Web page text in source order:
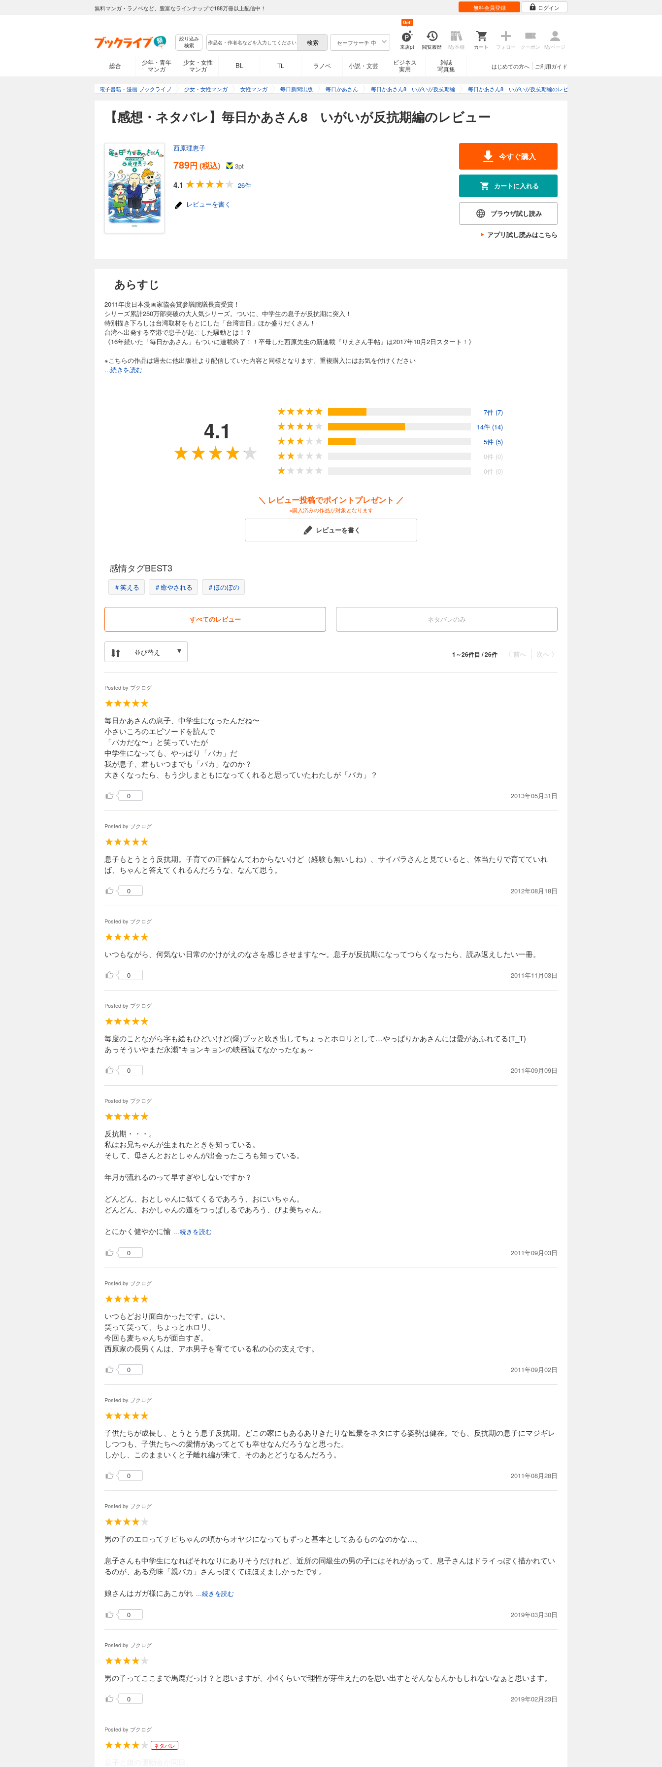
無料マンガ・ラノベなど、豊富なラインナップで188万冊以上配信中！ 無料会員登録 ログイン
絞り込み
検索
セーフサーチ 中
来店pt
Get!
閲覧履歴 My本棚 カート フォロー クーポン Myページ
総合
少年・青年
マンガ
少女・女性
マンガ
BL TL ラノベ 小説・文芸
ビジネス
実用
雑誌
写真集
ご利用ガイド
はじめての方へ
電子書籍・漫画 ブックライブ 少女・女性マンガ 女性マンガ 毎日新聞出版 毎日かあさん 毎日かあさん8 いがいが反抗期編 毎日かあさん8 いがいが反抗期編のレビュー
【感想・ネタバレ】毎日かあさん8 いがいが反抗期編のレビュー
西原理恵子
789円 (税込) 3pt
4.1
26件
レビューを書く
今すぐ購入
カートに入れる
ブラウザ試し読み
アプリ試し読みはこちら
あらすじ
2011年度日本漫画家協会賞参議院議長賞受賞！
シリーズ累計250万部突破の大人気シリーズ。ついに、中学生の息子が反抗期に突入！
特別描き下ろしは台湾取材をもとにした「台湾吉日」ほか盛りだくさん！
台湾へ出発する空港で息子が起こした騒動とは！？
《16年続いた「毎日かあさん」もついに連載終了！！卒母した西原先生の新連載『りえさん手帖』は2017年10月2日スタート！》
※こちらの作品は過去に他出版社より配信していた内容と同様となります。重複購入にはお気を付けください
...続きを読む
4.1
7件 (7)
14件 (14)
5件 (5)
0件 (0)
0件 (0)
＼ レビュー投稿でポイントプレゼント ／
※購入済みの作品が対象となります
レビューを書く
感情タグBEST3
＃笑える ＃癒やされる ＃ほのぼの
すべてのレビュー ネタバレのみ
並び替え 次へ 〉
〈 前へ
1～26件目 / 26件
Posted by ブクログ
毎日かあさんの息子、中学生になったんだね〜
小さいころのエピソードを読んで
「バカだな〜」と笑っていたが
中学生になっても、やっぱり「バカ」だ
我が息子、君もいつまでも「バカ」なのか？
大きくなったら、もう少しまともになってくれると思っていたわたしが「バカ」？
0 2013年05月31日
Posted by ブクログ
息子もとうとう反抗期。子育ての正解なんてわからないけど（経験も無いしね）、サイバラさんと見ていると、体当たりで育てていれ
ば、ちゃんと答えてくれるんだろうな、なんて思う。
0 2012年08月18日
Posted by ブクログ
いつもながら、何気ない日常のかけがえのなさを感じさせますな〜。息子が反抗期になってつらくなったら、読み返えしたい一冊。
0 2011年11月03日
Posted by ブクログ
毎度のことながら字も絵もひどいけど(爆)ブッと吹き出してちょっとホロリとして…やっぱりかあさんには愛があふれてる(T_T)
あっそういやまだ永瀬*キョンキョンの映画観てなかったなぁ～
0 2011年09月09日
Posted by ブクログ
反抗期・・・。
私はお兄ちゃんが生まれたときを知っている。
そして、母さんとおとしゃんが出会ったころも知っている。
年月が流れるのって早すぎやしないですか？
どんどん、おとしゃんに似てくるであろう、おにいちゃん。
どんどん、おかしゃんの道をつっぱしるであろう、ぴよ美ちゃん。
とにかく健やかに愉 ...続きを読む
0 2011年09月03日
Posted by ブクログ
いつもどおり面白かったです。はい。
笑って笑って、ちょっとホロリ。
今回も麦ちゃんちが面白すぎ。
西原家の長男くんは、アホ男子を育てている私の心の支えです。
0 2011年09月02日
Posted by ブクログ
子供たちが成長し、とうとう息子反抗期。どこの家にもあるありきたりな風景をネタにする姿勢は健在。でも、反抗期の息子にマジギレ
しつつも、子供たちへの愛情があってとても幸せなんだろうなと思った。
しかし、このままいくと子離れ編が来て、そのあとどうなるんだろう。
0 2011年08月28日
Posted by ブクログ
男の子のエロってチビちゃんの頃からオヤジになってもずっと基本としてあるものなのかな…。
息子さんも中学生になればそれなりにありそうだけれど、近所の同級生の男の子にはそれがあって、息子さんはドライっぽく描かれてい
るのが、ある意味「親バカ」さんっぽくてほほえましかったです。
娘さんはガガ様にあこがれ ...続きを読む
0 2019年03月30日
Posted by ブクログ
男の子ってここまで馬鹿だっけ？と思いますが、小4くらいで理性が芽生えたのを思い出すとそんなもんかもしれないなぁと思います。
0 2019年02月23日
Posted by ブクログ
ネタバレ